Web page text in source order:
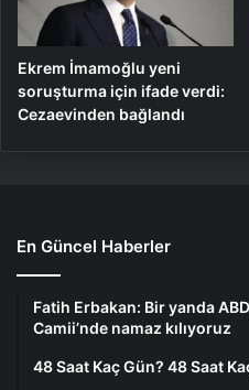
Ekrem İmamoğlu yeni
soruşturma için ifade verdi:
Cezaevinden bağlandı
En Güncel Haberler
Fatih Erbakan: Bir yanda
Camii’nde namaz kılıyoruz
48 Saat Kaç Gün? 48 Saat